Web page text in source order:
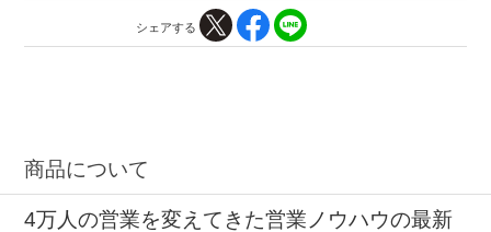
シェアする
商品について
4万人の営業を変えてきた営業ノウハウの最新